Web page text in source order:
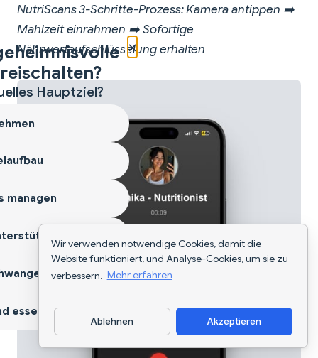
Wir verwenden notwendige Cookies, damit die
Website funktioniert, und Analyse-Cookies, um sie zu
verbessern. Mehr erfahren
Ablehnen Akzeptieren
NutriScans 3-Schritte-Prozess: Kamera antippen ➡️
Mahlzeit einrahmen ➡️ Sofortige
Nährwertaufschlüsselung erhalten
App herunterladen
×
Hauptziel?
managen
essen